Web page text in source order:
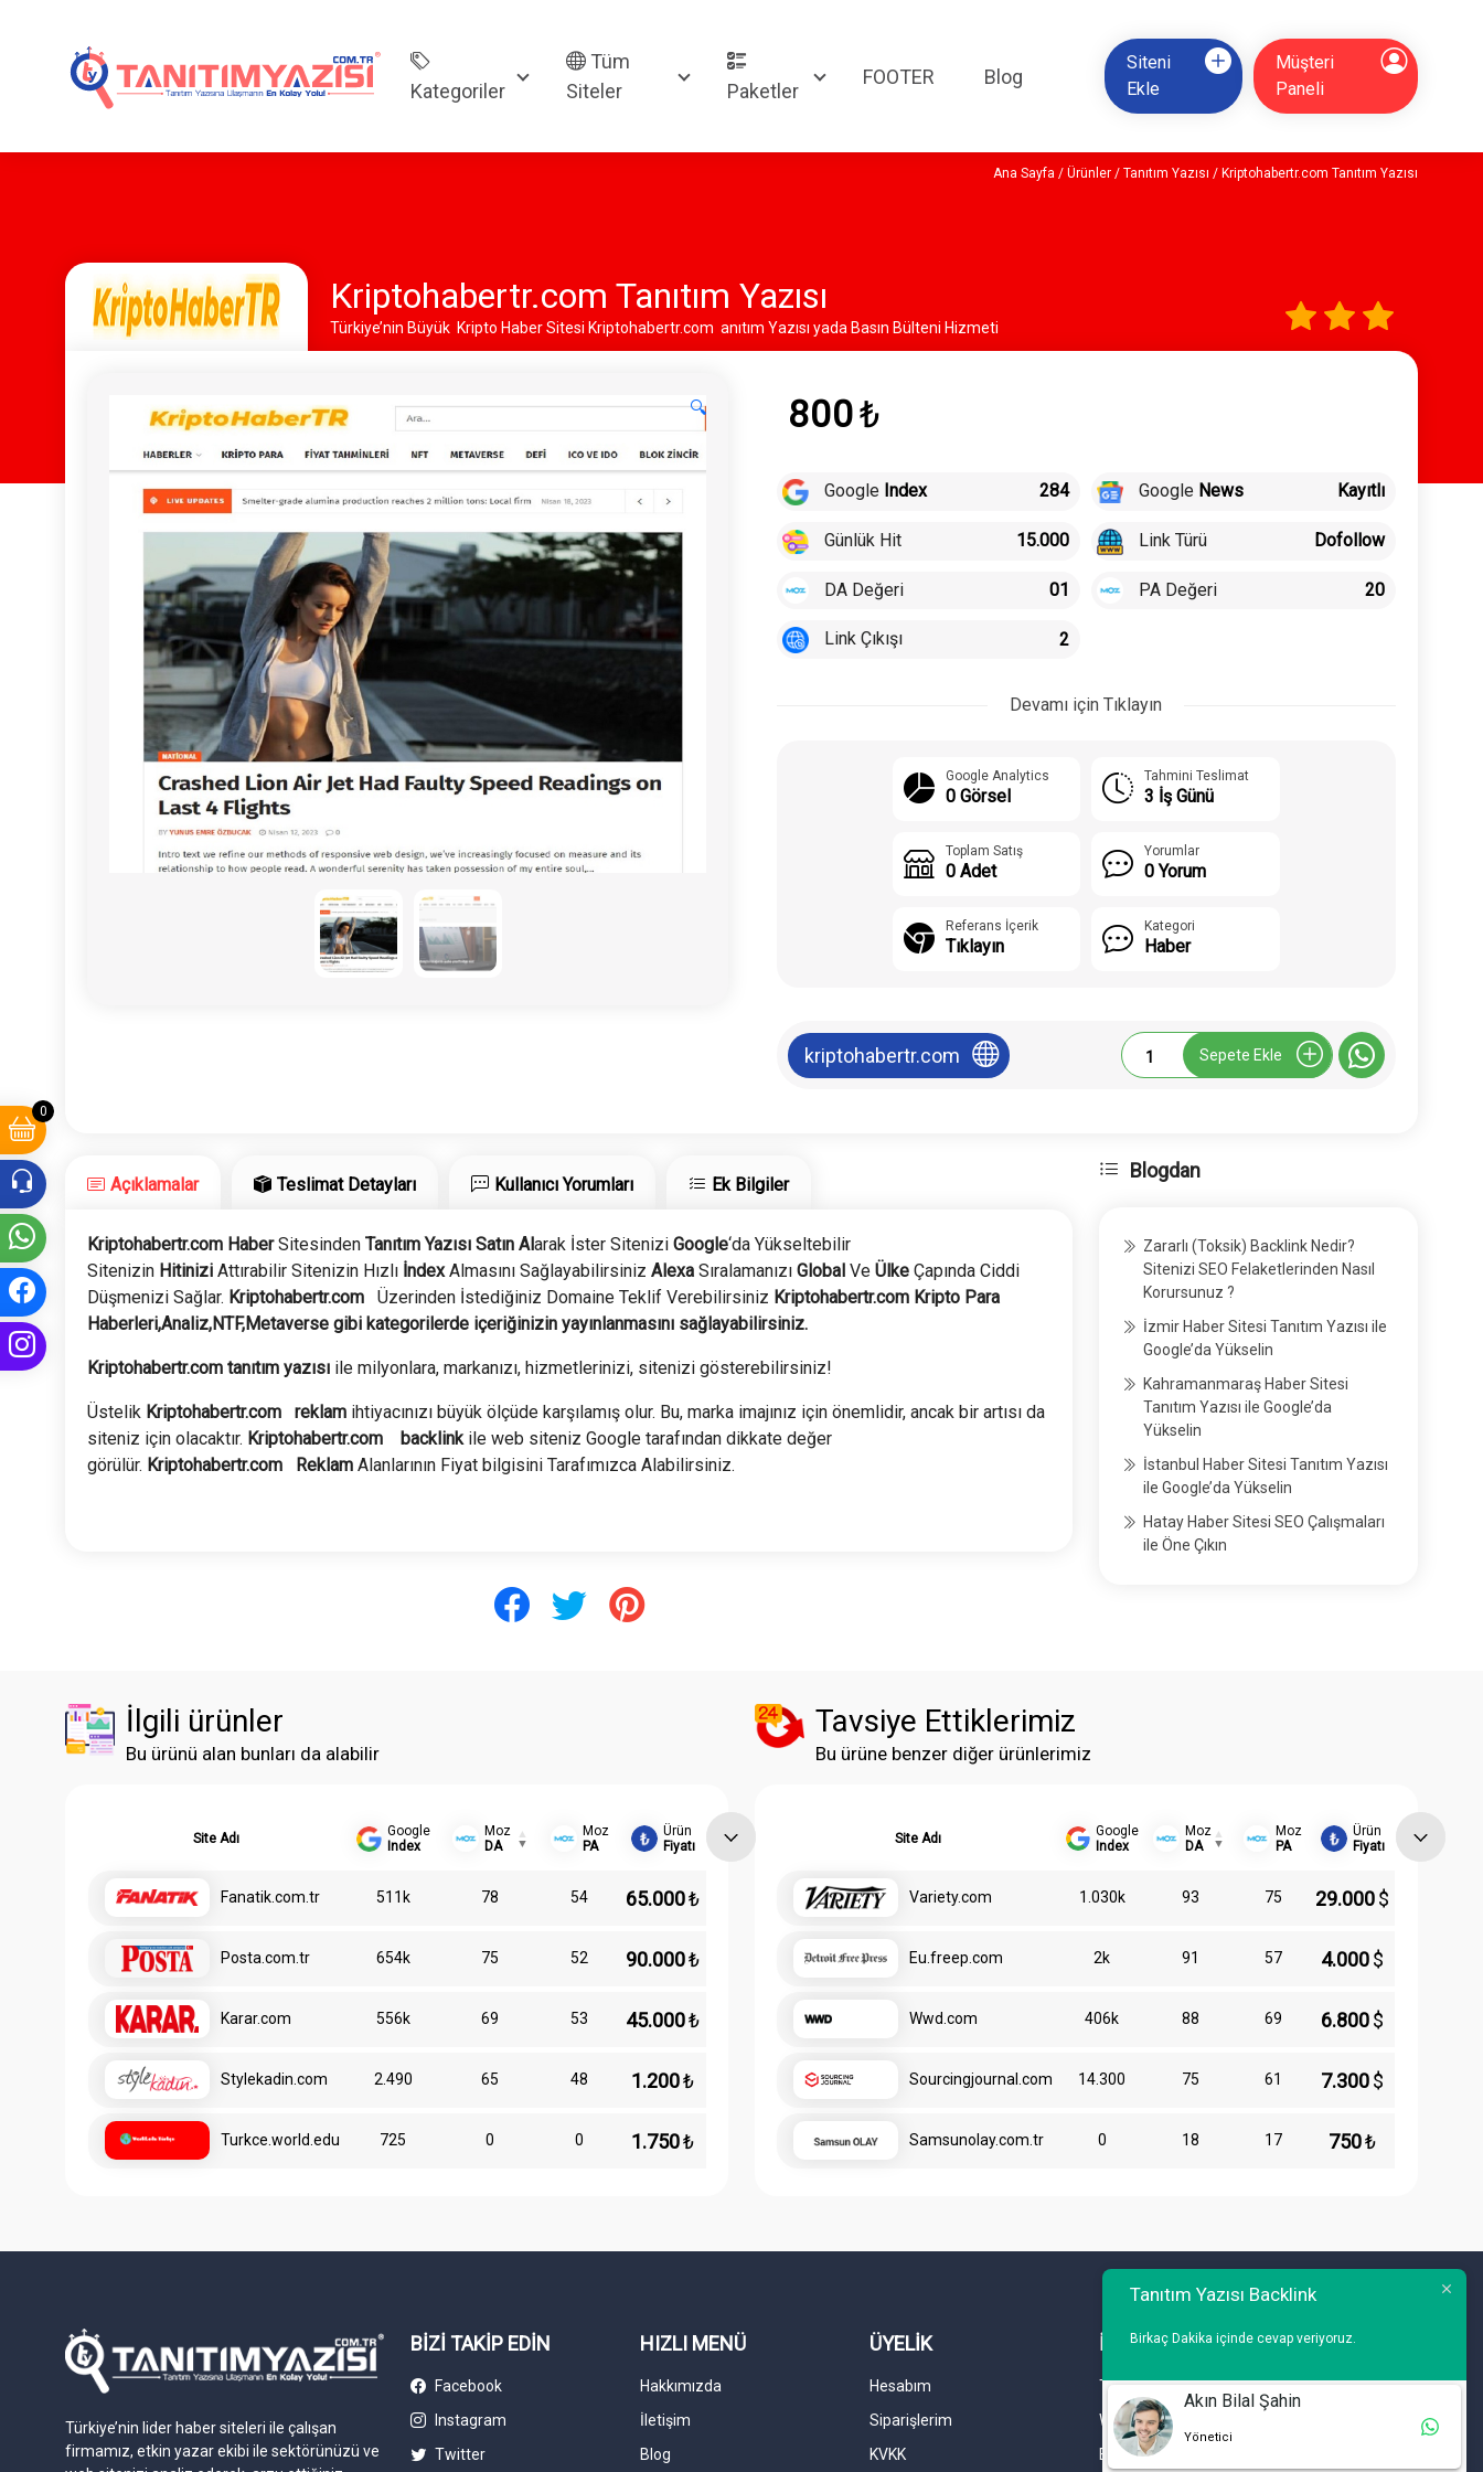
Kategoriler
Tüm
Siteler
Paketler
FOOTER Blog
Siteni
Ekle
Müşteri
Paneli
0
Ana Sayfa / Ürünler/ Tanıtım Yazısı / Kriptohabertr.com Tanıtım Yazısı
Kriptohabertr.com Tanıtım Yazısı
Türkiye’nin Büyük Kripto Haber Sitesi Kriptohabertr.com anıtım Yazısı yada Basın Bülteni Hizmeti
🔍 800₺
Google Index 284 Google News Kayıtlı
Günlük Hit 15.000 Link Türü Dofollow
DA Değeri 01 PA Değeri 20
Link Çıkışı 2
Devamı için Tıklayın
Google Analytics
0 Görsel
Tahmini Teslimat
3 İş Günü
Toplam Satış
0 Adet
Yorumlar
0 Yorum
Referans İçerik
Tıklayın
Kategori
Haber
kriptohabertr.com
Kriptohabertr.com
Tanıtım
Sepete Ekle
Açıklamalar Teslimat Detayları Kullanıcı Yorumları Ek Bilgiler
Kriptohabertr.com HaberSitesindenTanıtım Yazısı Satın Alarak İster SiteniziGoogle‘da Yükseltebilir
Sitenizin Hitinizi Attırabilir Sitenizin Hızlı İndexAlmasını SağlayabilirsinizAlexa Sıralamanızı Global VeÜlke Çapında Ciddi
Düşmenizi Sağlar. Kriptohabertr.com Üzerinden İstediğiniz Domaine Teklif Verebilirsiniz Kriptohabertr.com Kripto Para
Haberleri,Analiz,NTF,Metaversegibi kategorilerde içeriğinizin yayınlanmasını sağlayabilirsiniz.
Kriptohabertr.com tanıtım yazısı ile milyonlara, markanızı, hizmetlerinizi, sitenizi gösterebilirsiniz!
Üstelik Kriptohabertr.com reklam ihtiyacınızı büyük ölçüde karşılamış olur. Bu, marka imajınız için önemlidir, ancak bir artısı da
siteniz için olacaktır. Kriptohabertr.com backlinkile web siteniz Google tarafından dikkate değer
görülür. Kriptohabertr.com Reklam Alanlarının Fiyat bilgisini Tarafımızca Alabilirsiniz.
Blogdan
Zararlı (Toksik) Backlink Nedir?
Sitenizi SEO Felaketlerinden Nasıl
Korursunuz ?
İzmir Haber Sitesi Tanıtım Yazısı ile
Google’da Yükselin
Kahramanmaraş Haber Sitesi
Tanıtım Yazısı ile Google’da
Yükselin
İstanbul Haber Sitesi Tanıtım Yazısı
ile Google’da Yükselin
Hatay Haber Sitesi SEO Çalışmaları
ile Öne Çıkın
İlgili ürünler
Bu ürünü alan bunları da alabilir
Site Adı
Google
Index
Moz
DA
Moz
PA
Ürün
Fiyatı
Fanatik.com.tr 511k 78 54 65.000₺
Posta.com.tr 654k 75 52 90.000₺
Karar.com 556k 69 53 45.000₺
Stylekadin.com 2.490 65 48 1.200₺
Turkce.world.edu 725 0 0 1.750₺
Tavsiye Ettiklerimiz
Bu ürüne benzer diğer ürünlerimiz
Site Adı
Google
Index
Moz
DA
Moz
PA
Ürün
Fiyatı
Variety.com 1.030k 93 75 29.000$
Eu.freep.com 2k 91 57 4.000$
Wwd.com 406k 88 69 6.800$
Sourcingjournal.com 14.300 75 61 7.300$
Samsunolay.com.tr 0 18 17 750₺
Türkiye’nin lider haber siteleri ile çalışan
firmamız, etkin yazar ekibi ile sektörünüzü ve
BİZİ TAKİP EDİN
Facebook
Instagram
Twitter
HIZLI MENÜ
Hakkımızda
İletişim
Blog
ÜYELİK
Hesabım
Siparişlerim
KVKK
İLETİŞİM
Telefon : 0 212 461 75 87
WhatsApp : 0 212 461 75 87
E-mail :info@tanitimyazisi.com.tr
Tanıtım Yazısı Backlink
Birkaç Dakika içinde cevap veriyoruz.
Akın Bilal Şahin
Yönetici